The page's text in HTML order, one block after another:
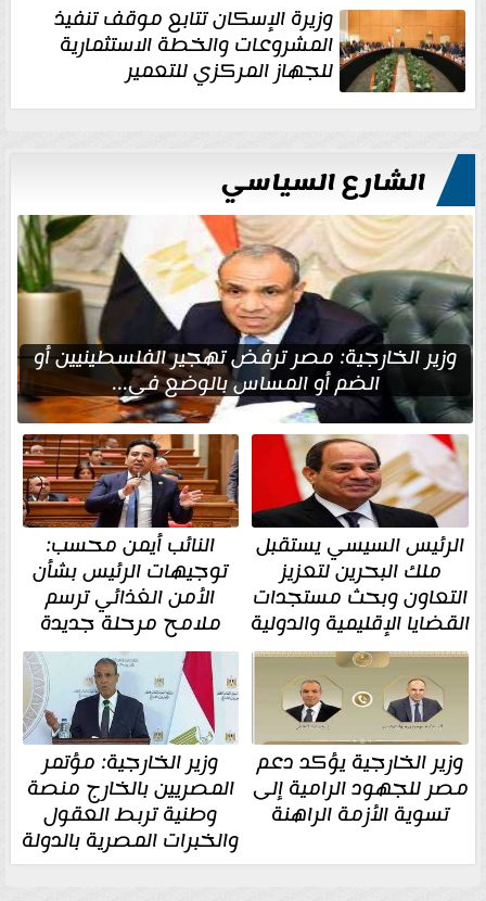
وزيرة الإسكان تتابع موقف تنفيذ
المشروعات والخطة الاستثمارية
للجهاز المركزي للتعمير
الشارع السياسي
وزير الخارجية: مصر ترفض تهجير الفلسطينيين أو
الضم أو المساس بالوضع في...
الرئيس السيسي يستقبل
ملك البحرين لتعزيز
التعاون وبحث مستجدات
القضايا الإقليمية والدولية
النائب أيمن محسب:
توجيهات الرئيس بشأن
الأمن الغذائي ترسم
ملامح مرحلة جديدة
وزير الخارجية يؤكد دعم
مصر للجهود الرامية إلى
تسوية الأزمة الراهنة
وزير الخارجية: مؤتمر
المصريين بالخارج منصة
وطنية تربط العقول
والخبرات المصرية بالدولة